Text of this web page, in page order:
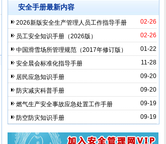
安全手册最新内容
02-26
2026新版安全生产管理人员工作指导手册
02-26
员工安全知识手册（2026版）
01-22
中国滑雪场所管理规范（2017年修订版）
11-28
安全晨会标准化指导手册
09-20
居民应急知识手册
09-20
防灾减灾科普手册
09-19
燃气生产安全事故应急处置工作手册
09-19
防空防灾知识手册